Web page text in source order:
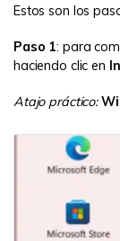
Estos son los
Paso 1: para
haciendo clic en
Atajo práctico: